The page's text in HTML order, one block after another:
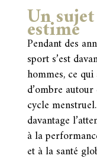
Un
estimé
Pendant des
sport s’est
hommes, ce
d’ombre
cycle
davantage
à la
et à la santé